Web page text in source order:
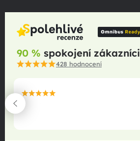
90 % spokojení zákazníci
428 hodnocení
maximální spokojenost
22.06.2025